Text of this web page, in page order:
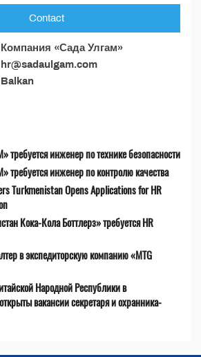
Contact
Компания «Сада Улгам»
hr@sadaulgam.com
Balkan
требуется инженер по технике безопасности
требуется инженер по контролю качества
Turkmenistan Opens Applications for HR
Кока-Кола Боттлерз» требуется HR
в экспедиторскую компанию «MTG
Народной Республики в
вакансии секретаря и охранника-